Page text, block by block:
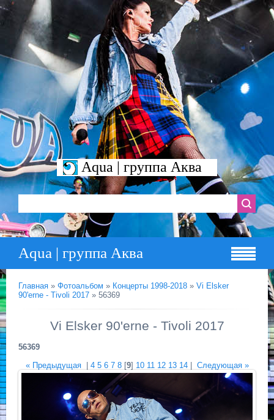
Aqua | группа Аква
Aqua | группа Аква
Главная » Фотоальбом » Концерты 1998-2018 » Vi Elsker
90'erne - Tivoli 2017 » 56369
Vi Elsker 90'erne - Tivoli 2017
56369
« Предыдущая| 4 5 6 7 8[9] 10 11 12 13 14| Следующая »